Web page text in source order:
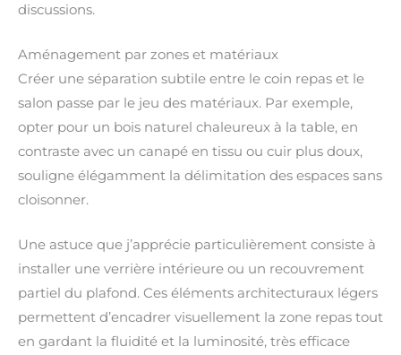
discussions.
Aménagement par zones et matériaux
Créer une séparation subtile entre le coin repas et le
salon passe par le jeu des matériaux. Par exemple,
opter pour un bois naturel chaleureux à la table, en
contraste avec un canapé en tissu ou cuir plus doux,
souligne élégamment la délimitation des espaces sans
cloisonner.
Une astuce que j’apprécie particulièrement consiste à
installer une verrière intérieure ou un recouvrement
partiel du plafond. Ces éléments architecturaux légers
permettent d’encadrer visuellement la zone repas tout
en gardant la fluidité et la luminosité, très efficace